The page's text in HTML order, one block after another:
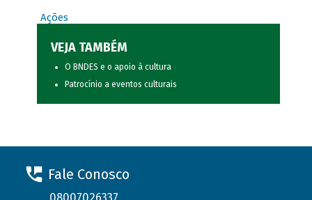
Ações
VEJA TAMBÉM
O BNDES e o apoio à cultura
Patrocínio a eventos culturais
Fale Conosco